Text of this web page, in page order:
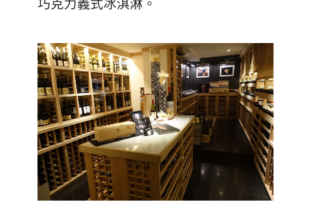
巧克力義式冰淇淋。